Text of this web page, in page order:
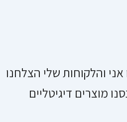
והלקוחות שלי הצלחנו
מוצרים דיגיטליים